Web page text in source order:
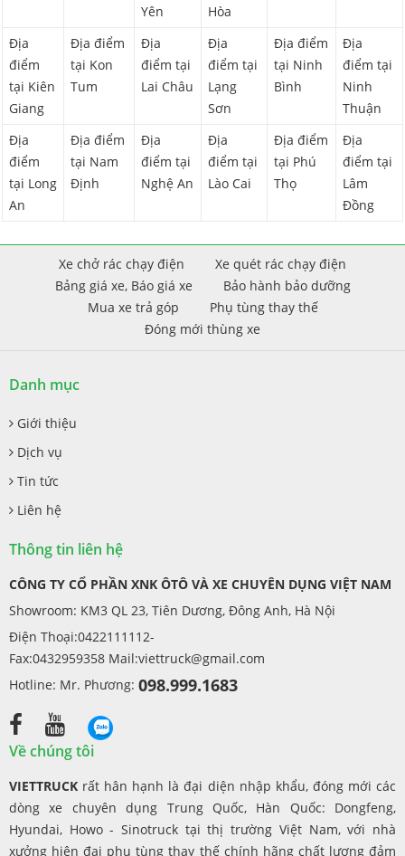
Yên
Hòa
Địa
điểm
tại Kiên
Giang
Địa điểm
tại Kon
Tum
Địa
điểm tại
Lai Châu
Địa
điểm tại
Lạng
Sơn
Địa điểm
tại Ninh
Bình
Địa
điểm tại
Ninh
Thuận
Địa
điểm
tại Long
An
Địa điểm
tại Nam
Định
Địa
điểm tại
Nghệ An
Địa
điểm tại
Lào Cai
Địa điểm
tại Phú
Thọ
Địa
điểm tại
Lâm
Đồng
Xe chở rác chạy điện
Xe quét rác chạy điện
Bảng giá xe, Báo giá xe
Bảo hành bảo dưỡng
Mua xe trả góp
Phụ tùng thay thế
Đóng mới thùng xe
Danh mục
Giới thiệu
Dịch vụ
Tin tức
Liên hệ
Thông tin liên hệ
CÔNG TY CỔ PHẦN XNK ÔTÔ VÀ XE CHUYÊN DỤNG VIỆT NAM
Showroom: KM3 QL 23, Tiên Dương, Đông Anh, Hà Nội
Điện Thoại:0422111112-
Fax:0432959358 Mail:viettruck@gmail.com
Hotline: Mr. Phương: 098.999.1683
Về chúng tôi
VIETTRUCK rất hân hạnh là đại diện nhập khẩu, đóng mới các
dòng xe chuyên dụng Trung Quốc, Hàn Quốc: Dongfeng,
Hyundai, Howo - Sinotruck tại thị trường Việt Nam, với nhà
xưởng hiện đại phụ tùng thay thế chính hãng chất lượng đảm